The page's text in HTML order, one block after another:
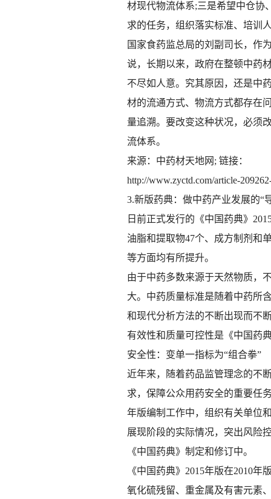
材现代物流体系;三是希望中仓协
求的任务，组织落实标准、培训
国家食药监总局的刘副司长，作
说，长期以来，政府在整顿中药
不尽如人意。究其原因，还是中
材的流通方式、物流方式都存在
量追溯。要改变这种状况，必须
流体系。
来源：中药材天地网; 链接：
http://www.zyctd.com/article-
3.新版药典：做中药产业发展的“
日前正式发行的《中国药典》
油脂和提取物47个、成方制剂和
等方面均有所提升。
由于中药多数来源于天然物质，
大。中药质量标准是随着中药所
和现代分析方法的不断出现而不
有效性和质量可控性是《中国药
安全性：变单一指标为“组合拳”
近年来，随着药品监管理念的不
求，保障公众用药安全的重要任
年版编制工作中，组织有关单位
展现阶段的实际情况，突出风险
《中国药典》制定和修订中。
《中国药典》2015年版在2010
氧化硫残留、重金属及有害元素